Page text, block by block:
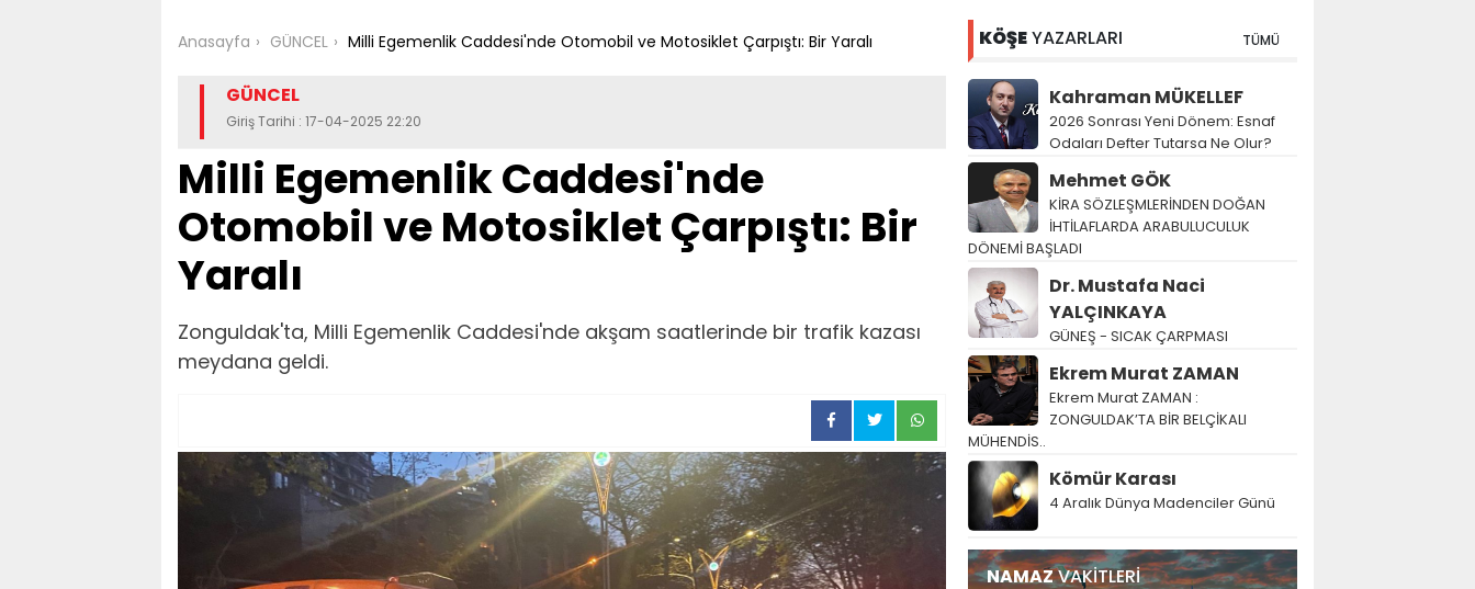
Anasayfa GÜNCEL Milli Egemenlik Caddesi'nde Otomobil ve Motosiklet Çarpıştı: Bir Yaralı
GÜNCEL
Giriş Tarihi : 17-04-2025 22:20
Milli Egemenlik Caddesi'nde
Otomobil ve Motosiklet Çarpıştı: Bir
Yaralı
Zonguldak'ta, Milli Egemenlik Caddesi'nde akşam saatlerinde bir trafik kazası
meydana geldi.
KÖŞEYAZARLARI TÜMÜ
Kahraman MÜKELLEF
2026 Sonrası Yeni Dönem: Esnaf
Odaları Defter Tutarsa Ne Olur?
Mehmet GÖK
KİRA SÖZLEŞMLERİNDEN DOĞAN
İHTİLAFLARDA ARABULUCULUK
DÖNEMİ BAŞLADI
Dr. Mustafa Naci
YALÇINKAYA
GÜNEŞ - SICAK ÇARPMASI
Ekrem Murat ZAMAN
Ekrem Murat ZAMAN :
ZONGULDAK’TA BİR BELÇİKALI
MÜHENDİS..
Kömür Karası
4 Aralık Dünya Madenciler Günü
NAMAZVAKİTLERİ